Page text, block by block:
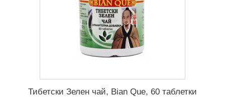
Тибетски Зелен чай, Bian Que, 60 таблетки